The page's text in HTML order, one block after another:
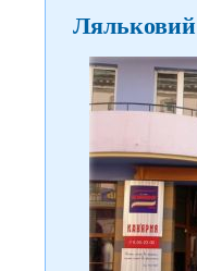
Ляльковий